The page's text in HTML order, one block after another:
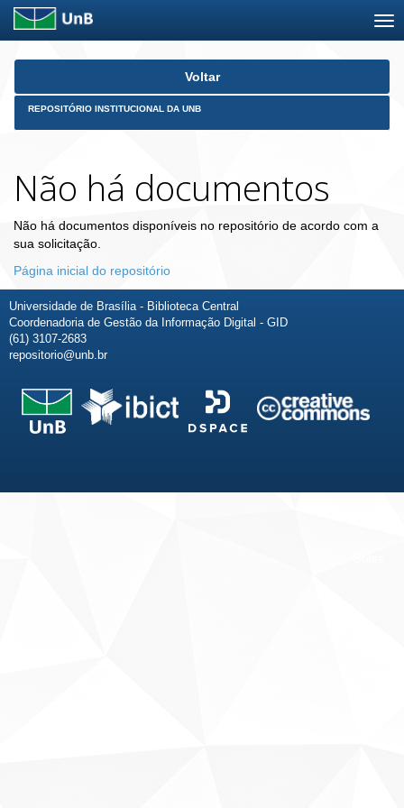
Skip
Voltar
REPOSITÓRIO INSTITUCIONAL DA UNB
Não há documentos
Não há documentos disponíveis no repositório de acordo com a
sua solicitação.
Página inicial do repositório
Universidade de Brasília - Biblioteca Central
Coordenadoria de Gestão da Informação Digital - GID
(61) 3107-2683
repositorio@unb.br